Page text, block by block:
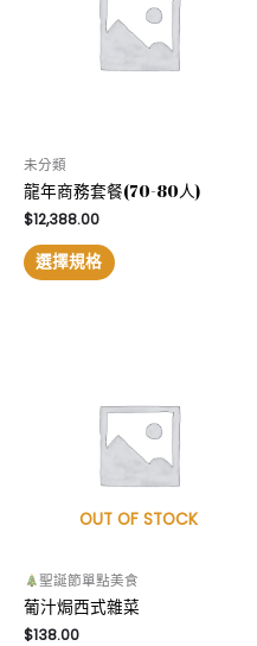
未分類
龍年商務套餐(70-80人)
$12,388.00
選擇規格
OUT OF STOCK
聖誕節單點美食
葡汁焗西式雜菜
$138.00